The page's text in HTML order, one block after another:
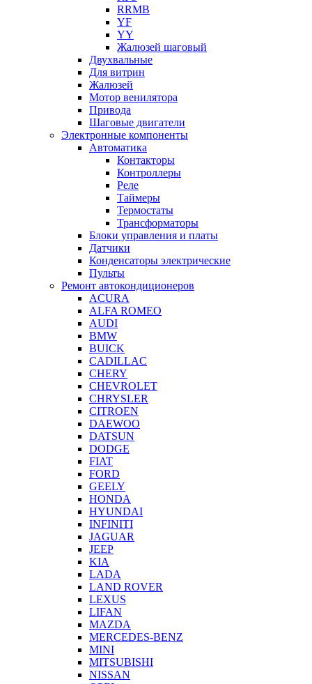
RRMB
YF
YY
Жалюзей шаговый
Двухвальные
Для витрин
Жалюзей
Мотор венилятора
Привода
Шаговые двигатели
Электронные компоненты
Автоматика
Контакторы
Контроллеры
Реле
Таймеры
Термостаты
Трансформаторы
Блоки управления и платы
Датчики
Конденсаторы электрические
Пульты
Ремонт автокондиционеров
ACURA
ALFA ROMEO
AUDI
BMW
BUICK
CADILLAC
CHERY
CHEVROLET
CHRYSLER
CITROEN
DAEWOO
DATSUN
DODGE
FIAT
FORD
GEELY
HONDA
HYUNDAI
INFINITI
JAGUAR
JEEP
KIA
LADA
LAND ROVER
LEXUS
LIFAN
MAZDA
MERCEDES-BENZ
MINI
MITSUBISHI
NISSAN